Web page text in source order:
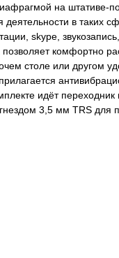
на штативе-
в таких
skype,
позволяет комфортно
столе или другом
идёт переходник
3,5 мм TRS для